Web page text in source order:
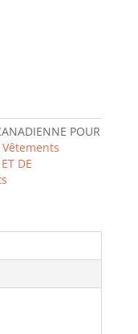
POUR
Vêtements
DE